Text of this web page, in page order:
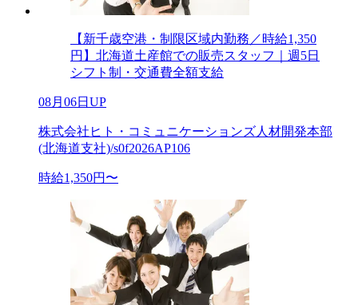
【新千歳空港・制限区域内勤務／時給1,350
円】北海道土産館での販売スタッフ｜週5日
シフト制・交通費全額支給
08月06日UP
株式会社ヒト・コミュニケーションズ人材開発本部
(北海道支社)/s0f2026AP106
時給1,350円〜